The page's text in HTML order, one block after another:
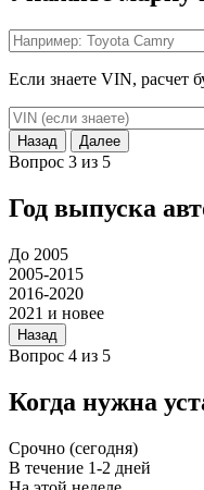
Если знаете VIN, расчет
Назад Далее
Вопрос 3 из 5
Год выпуска
До 2005
2005-2015
2016-2020
2021 и новее
Назад
Вопрос 4 из 5
Когда нужна
Срочно (сегодня)
В течение 1-2 дней